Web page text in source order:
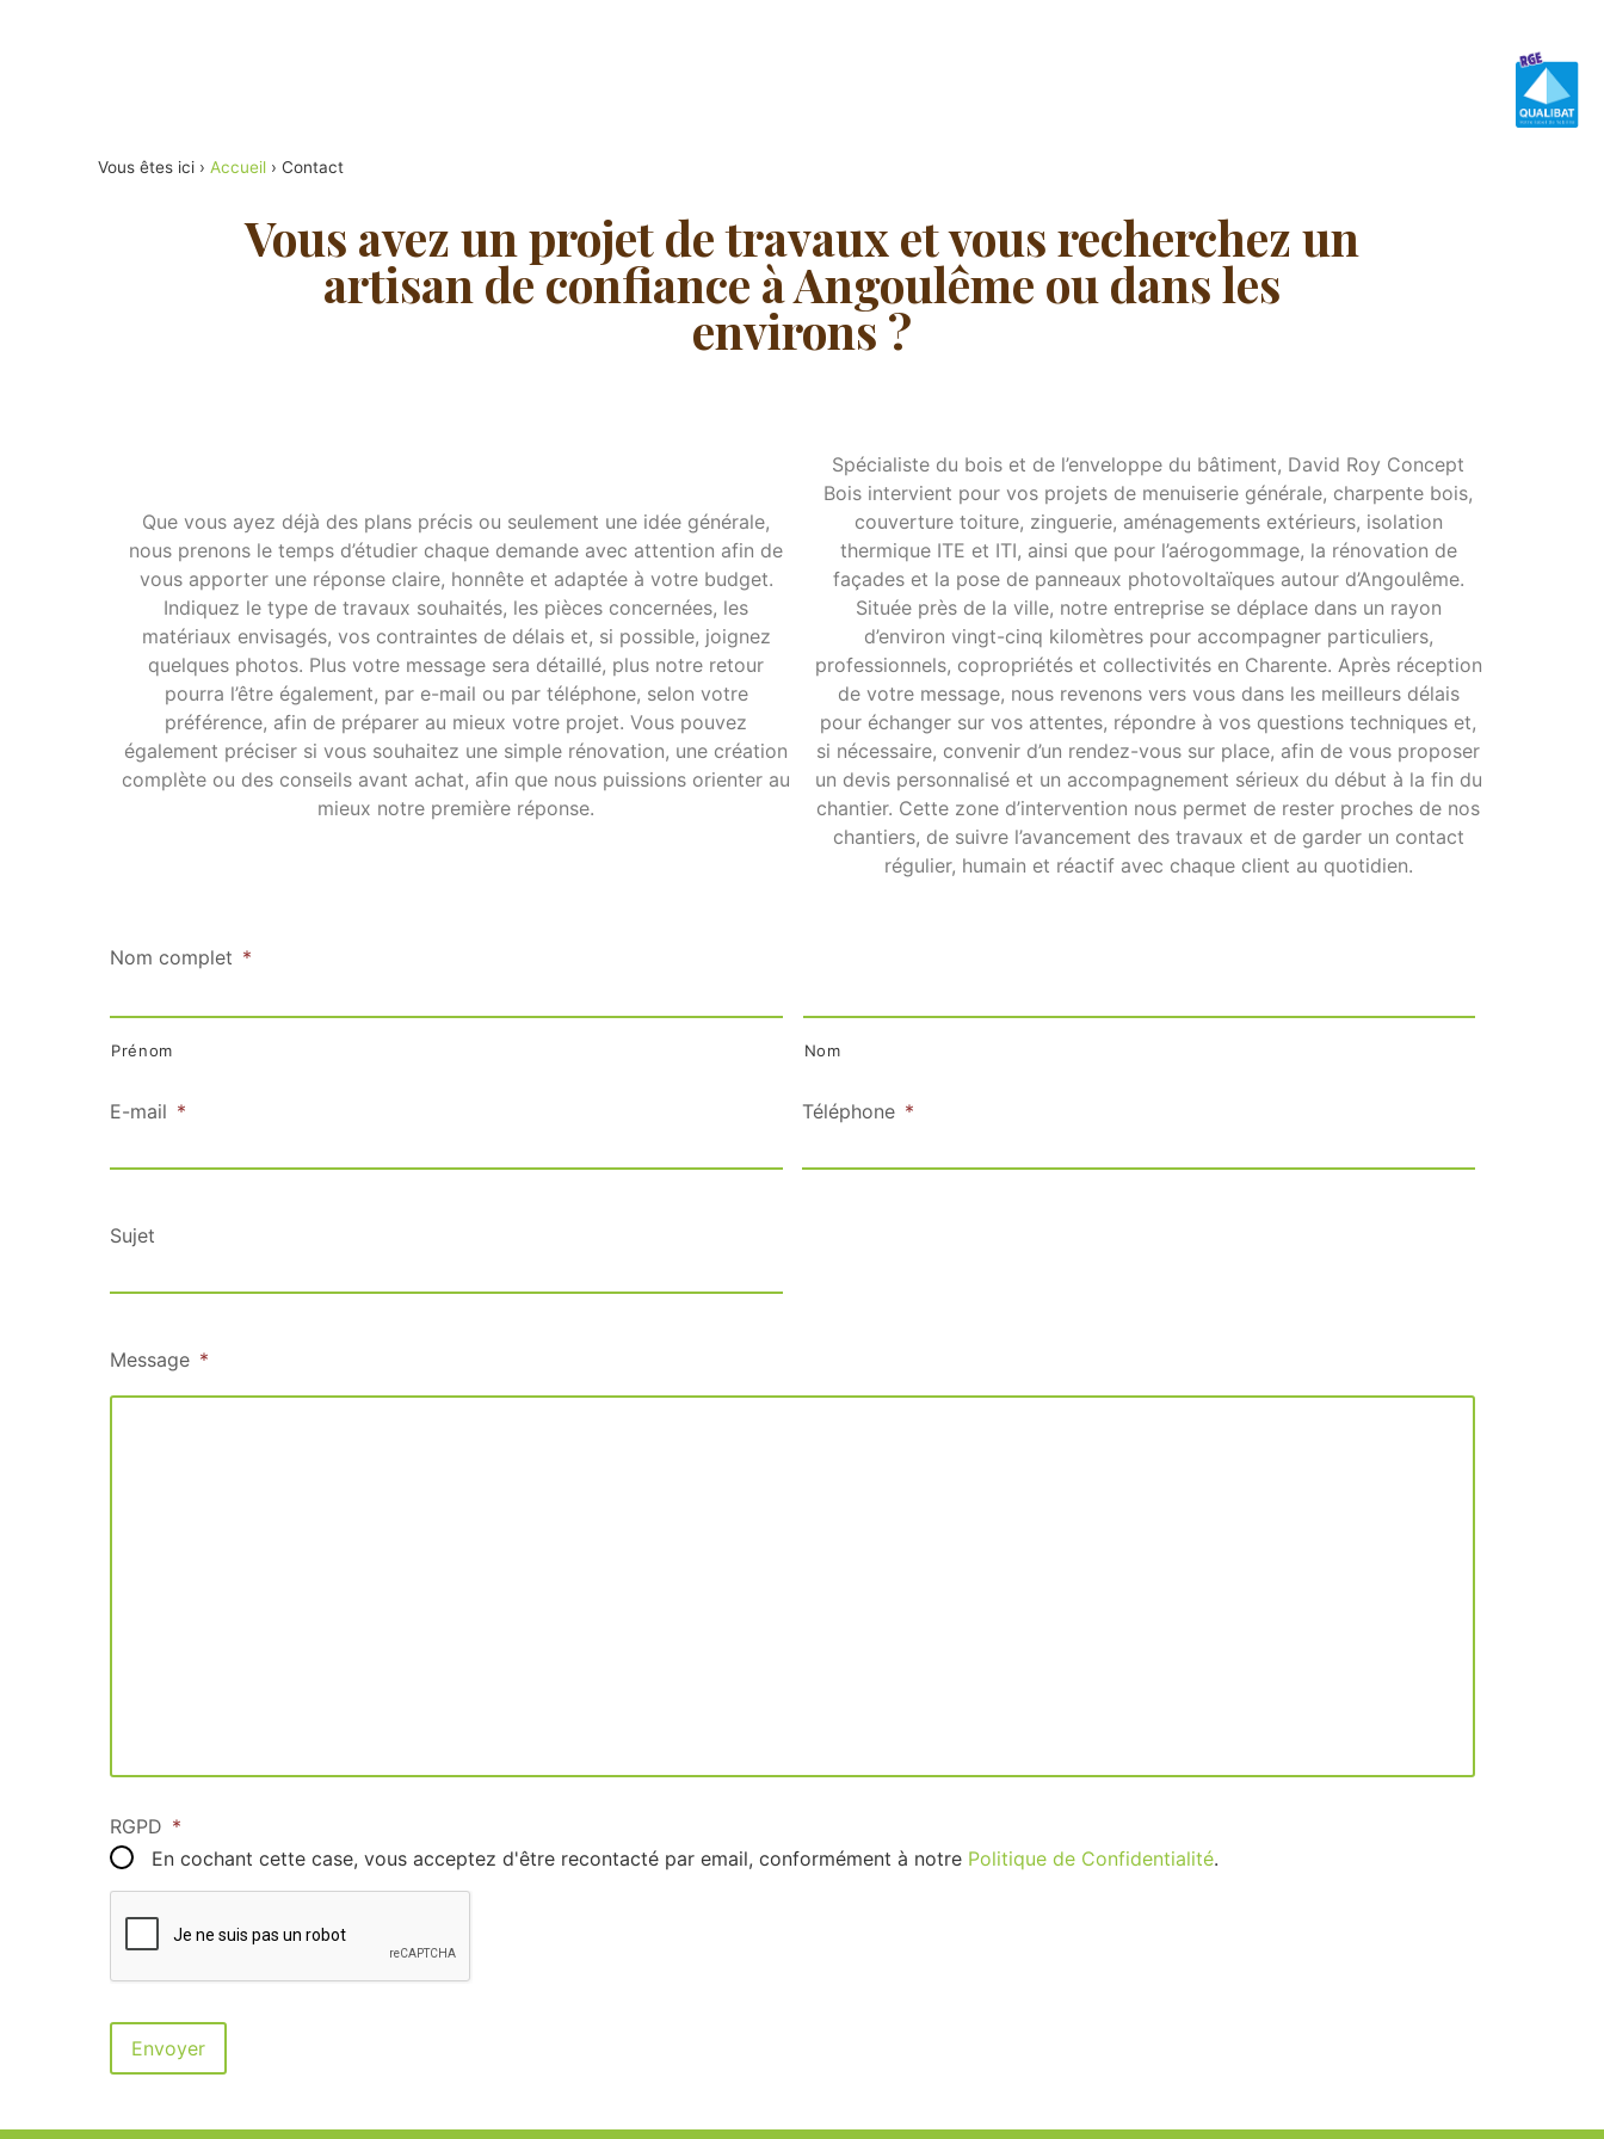
Vous êtes ici › Accueil › Contact
Vous avez un projet de travaux et vous recherchez un
artisan de confiance à Angoulême ou dans les
environs ?
Que vous ayez déjà des plans précis ou seulement une idée générale,
nous prenons le temps d’étudier chaque demande avec attention afin de
vous apporter une réponse claire, honnête et adaptée à votre budget.
Indiquez le type de travaux souhaités, les pièces concernées, les
matériaux envisagés, vos contraintes de délais et, si possible, joignez
quelques photos. Plus votre message sera détaillé, plus notre retour
pourra l’être également, par e-mail ou par téléphone, selon votre
préférence, afin de préparer au mieux votre projet. Vous pouvez
également préciser si vous souhaitez une simple rénovation, une création
complète ou des conseils avant achat, afin que nous puissions orienter au
mieux notre première réponse.
Spécialiste du bois et de l’enveloppe du bâtiment, David Roy Concept
Bois intervient pour vos projets de menuiserie générale, charpente bois,
couverture toiture, zinguerie, aménagements extérieurs, isolation
thermique ITE et ITI, ainsi que pour l’aérogommage, la rénovation de
façades et la pose de panneaux photovoltaïques autour d’Angoulême.
Située près de la ville, notre entreprise se déplace dans un rayon
d’environ vingt-cinq kilomètres pour accompagner particuliers,
professionnels, copropriétés et collectivités en Charente. Après réception
de votre message, nous revenons vers vous dans les meilleurs délais
pour échanger sur vos attentes, répondre à vos questions techniques et,
si nécessaire, convenir d’un rendez-vous sur place, afin de vous proposer
un devis personnalisé et un accompagnement sérieux du début à la fin du
chantier. Cette zone d’intervention nous permet de rester proches de nos
chantiers, de suivre l’avancement des travaux et de garder un contact
régulier, humain et réactif avec chaque client au quotidien.
Nom complet *
Prénom Nom
E-mail * Téléphone *
Sujet
Message *
RGPD *
En cochant cette case, vous acceptez d'être recontacté par email, conformément à notre Politique de Confidentialité.
Envoyer